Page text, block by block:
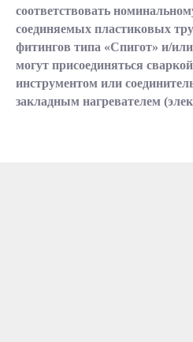
соответствовать
соединяемых пластиковых
фитингов типа «Спигот» и/
могут присоединяться
инструментом или
закладным нагревателем